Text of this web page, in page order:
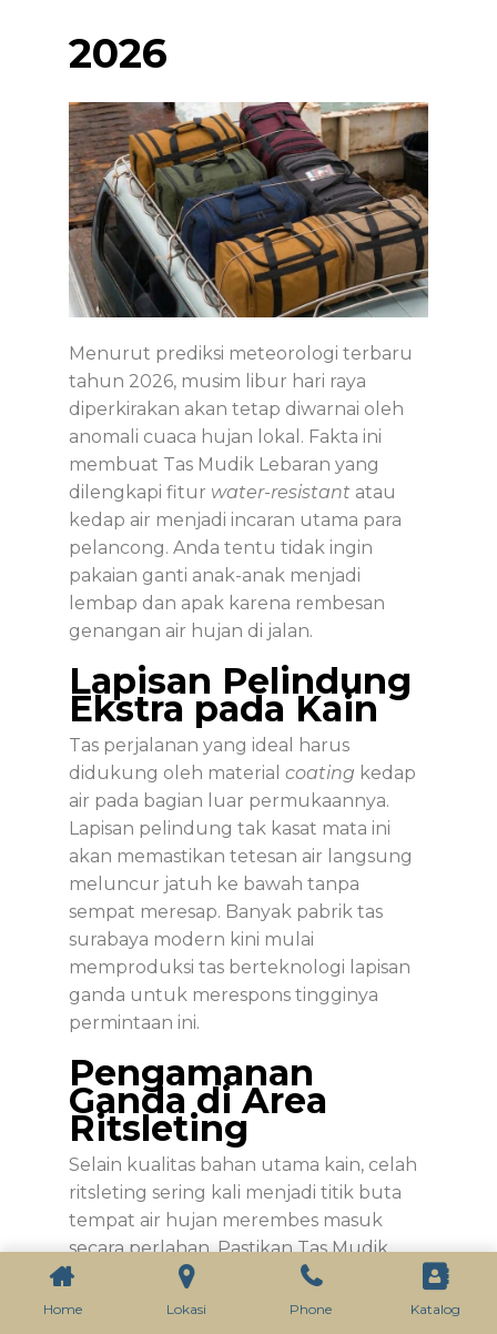
2026
Menurut prediksi meteorologi terbaru
tahun 2026, musim libur hari raya
diperkirakan akan tetap diwarnai oleh
anomali cuaca hujan lokal. Fakta ini
membuat Tas Mudik Lebaran yang
dilengkapi fitur water-resistant atau
kedap air menjadi incaran utama para
pelancong. Anda tentu tidak ingin
pakaian ganti anak-anak menjadi
lembap dan apak karena rembesan
genangan air hujan di jalan.
Lapisan Pelindung
Ekstra pada Kain
Tas perjalanan yang ideal harus
didukung oleh materialcoating kedap
air pada bagian luar permukaannya.
Lapisan pelindung tak kasat mata ini
akan memastikan tetesan air langsung
meluncur jatuh ke bawah tanpa
sempat meresap. Banyak pabrik tas
surabaya modern kini mulai
memproduksi tas berteknologi lapisan
ganda untuk merespons tingginya
permintaan ini.
Pengamanan
Ganda di Area
Ritsleting
Selain kualitas bahan utama kain, celah
ritsleting sering kali menjadi titik buta
tempat air hujan merembes masuk
secara perlahan. PastikanTas Mudik
Lebaran
Anda memiliki fitur penutup
ritsleting atauzipper flapyang tertutup
Home Lokasi Phone Katalog